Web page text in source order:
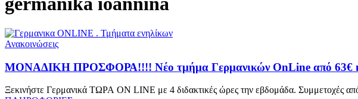
Ανακοινώσεις
ΜΟΝΑΔΙΚΗ ΠΡΟΣΦΟΡΑ!!!! Νέο τμήμα Γερμανικών OnLine από 63€
Ξεκινήστε Γερμανικά ΤΩΡΑ ON LINE με 4 διδακτικές ώρες την εβδομάδα. Συμμετοχές